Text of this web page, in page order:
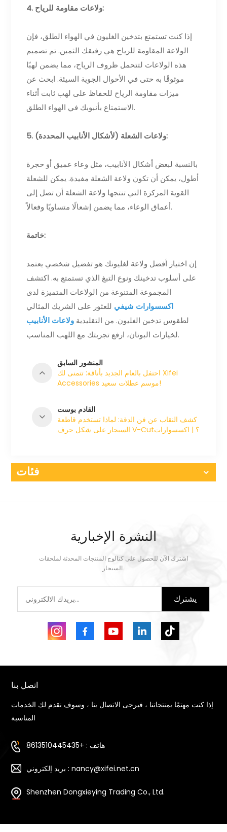
4. ولاعات مقاومة للرياح:
إذا كنت تستمتع بتدخين الغليون في الهواء الطلق، فإن
الولاعة المقاومة للرياح هي رفيقك الثمين. تم تصميم
هذه الولاعات لتتحمل ظروف الرياح، مما يضمن لهبًا
موثوقًا به حتى في الأحوال الجوية السيئة. ابحث عن
ميزات مقاومة الرياح للحفاظ على لهب ثابت أثناء
الاستمتاع بأنبوبك في الهواء الطلق.
5. ولاعات الشعلة (لأشكال الأنابيب المحددة):
بالنسبة لبعض أشكال الأنابيب، مثل وعاء عميق أو حجرة
أطول، يمكن أن تكون ولاعة الشعلة مفيدة. يمكن للشعلة
القوية المركزة التي تنتجها ولاعة الشعلة أن تصل إلى
أعماق الوعاء، مما يضمن إشعالًا متساويًا وفعالاً.
خاتمة:
إن اختيار أفضل ولاعة لغليونك هو تفضيل شخصي يعتمد
على أسلوب تدخينك ونوع التبغ الذي تستمتع به. اكتشف
المجموعة المتنوعة من الولاعات المتميزة لدى
اكسسوارات شيفي للعثور على الشريك المثالي
لطقوس تدخين الغليون. من التقليدية ولاعات الأنابيب
لخيارات البوتان، ارفع تجربتك مع اللهب المناسب.
المنشور السابق
احتفل بالعام الجديد بأناقة: تتمنى لك Xifei
Accessories موسم عطلات سعيد!
القادم بوست
كشف النقاب عن فن الدقة: لماذا تستخدم قاطعة
السيجار على شكل حرف V-Cut؟ | اكسسوارات
فئات
النشرة الإخبارية
اشترك الآن للحصول على كتالوج المنتجات المحدثة لملحقات
السيجار.
يشترك
اتصل بنا
إذا كنت مهتمًا بمنتجاتنا ، فيرجى الاتصال بنا ، وسوف نقدم لك الخدمات
المناسبة
هاتف : +8613510445435
بريد إلكتروني : nancy@xifei.net.cn
Shenzhen Dongxieying Trading Co., Ltd.